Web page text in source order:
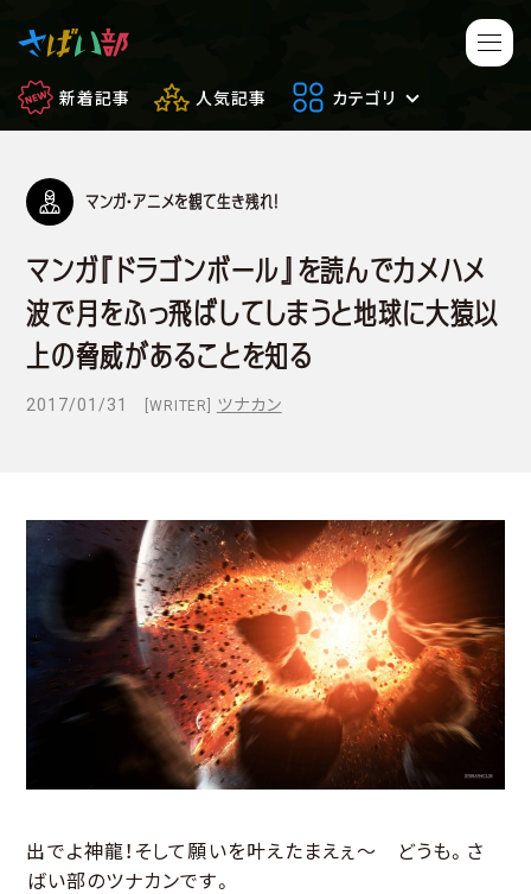
新着記事 人気記事 カテゴリ
マンガ・アニメ
ゲーム 日常のサバイバル
もしもの場合
サバイバルゲーム
マンガ・アニメを観て生き残れ！
マンガ『ドラゴンボール』を読んでカメハメ
波で月をふっ飛ばしてしまうと地球に大猿以
上の脅威があることを知る
2017/01/31 [WRITER] ツナカン
出でよ神龍！そして願いを叶えたまえぇ～ どうも。さ
ばい部のツナカンです。